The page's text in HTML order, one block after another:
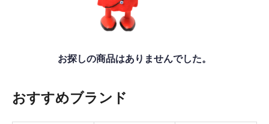
お探しの商品はありませんでした。
おすすめブランド